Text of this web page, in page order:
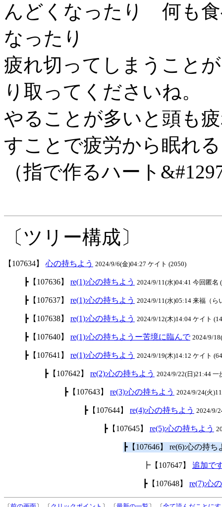
んどくなったり 何も
なったり
疲れ切ってしまうこと
り取ってくださいね。
やることが多いと頭も
すことで疲労から眠れ
（指で作るハート
〔ツリー構成〕
【107634】 心の持ちよう 2024/9/6(金)04:27 ケイト (2050)
┣【107636】 re(1):心の持ちよう 2024/9/11(水)04:41 今回匿名
┣【107637】 re(1):心の持ちよう 2024/9/11(水)05:14 来福（ら
┣【107638】 re(1):心の持ちよう 2024/9/12(木)14:04 ケイト
┣【107640】 re(1):心の持ちようー苦境に臨んで 2024/9/
┣【107641】 re(1):心の持ちよう 2024/9/19(木)14:12 ケイト
┣【107642】 re(2):心の持ちよう 2024/9/22(日)21:44 一
┣【107643】 re(3):心の持ちよう 2024/9/24(火
┣【107644】 re(4):心の持ちよう 2024/9/
┣【107645】 re(5):心の持ちよう
┣【107646】 re(6):心の持
┣【107647】 追加で
┣【107648】 re(7):心